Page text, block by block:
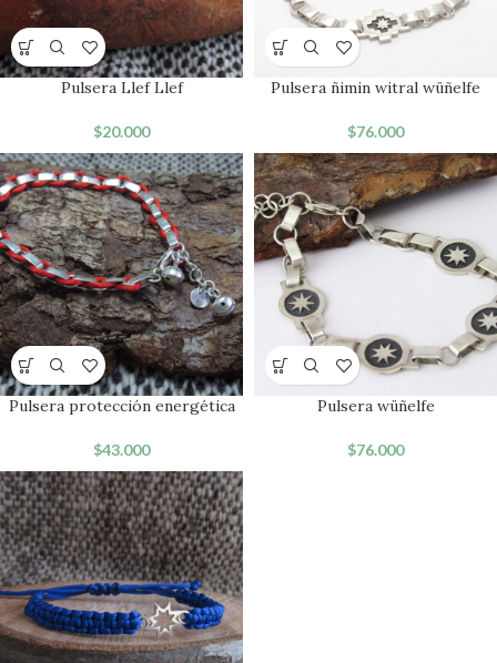
Pulsera Llef Llef
$20.000
Pulsera ñimin witral wüñelfe
$76.000
Pulsera protección energética
$43.000
Pulsera wüñelfe
$76.000